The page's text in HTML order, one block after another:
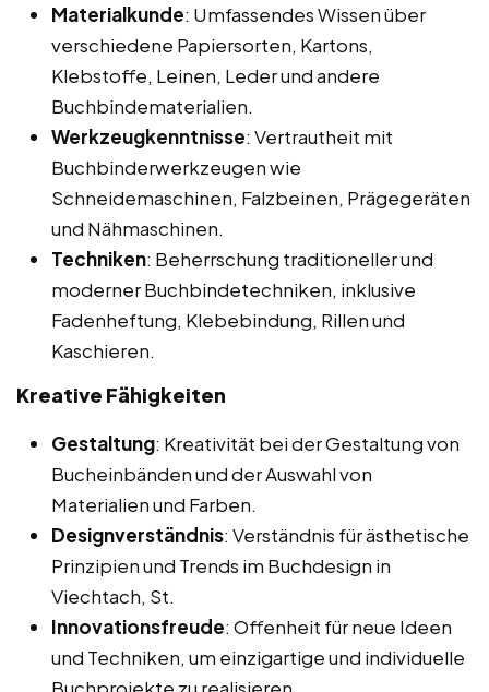
Materialkunde: Umfassendes Wissen über
verschiedene Papiersorten, Kartons,
Klebstoffe, Leinen, Leder und andere
Buchbindematerialien.
Werkzeugkenntnisse: Vertrautheit mit
Buchbinderwerkzeugen wie
Schneidemaschinen, Falzbeinen, Prägegeräten
und Nähmaschinen.
Techniken: Beherrschung traditioneller und
moderner Buchbindetechniken, inklusive
Fadenheftung, Klebebindung, Rillen und
Kaschieren.
Kreative Fähigkeiten
Gestaltung: Kreativität bei der Gestaltung von
Bucheinbänden und der Auswahl von
Materialien und Farben.
Designverständnis: Verständnis für ästhetische
Prinzipien und Trends im Buchdesign in
Viechtach, St.
Innovationsfreude: Offenheit für neue Ideen
und Techniken, um einzigartige und individuelle